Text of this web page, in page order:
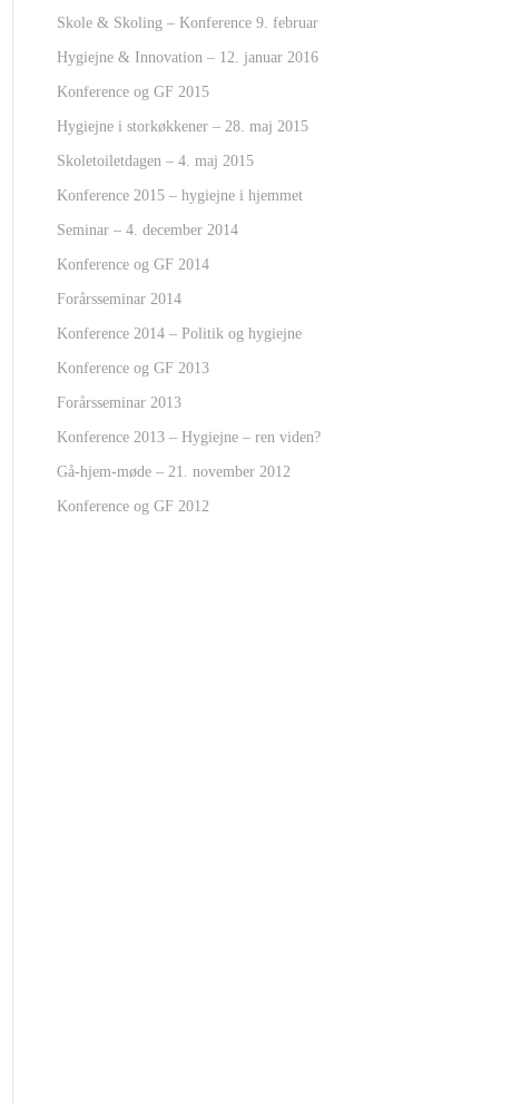
Skole & Skoling – Konference 9. februar
Hygiejne & Innovation – 12. januar 2016
Konference og GF 2015
Hygiejne i storkøkkener – 28. maj 2015
Skoletoiletdagen – 4. maj 2015
Konference 2015 – hygiejne i hjemmet
Seminar – 4. december 2014
Konference og GF 2014
Forårsseminar 2014
Konference 2014 – Politik og hygiejne
Konference og GF 2013
Forårsseminar 2013
Konference 2013 – Hygiejne – ren viden?
Gå-hjem-møde – 21. november 2012
Konference og GF 2012